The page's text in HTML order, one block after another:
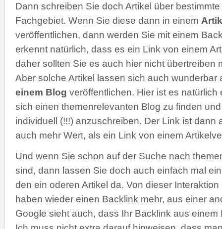
Dann schreiben Sie doch Artikel über
Fachgebiet. Wenn Sie diese dann in einem
veröffentlichen, dann werden Sie mit einem
erkennt natürlich, dass es ein Link von einem
daher sollten Sie es auch hier nicht übertreiben
Aber solche Artikel lassen sich auch wunderbar
einem Blog veröffentlichen. Hier ist es natürlich
sich einen themenrelevanten Blog zu finden
individuell (!!!) anzuschreiben. Der Link ist dann
auch mehr Wert, als ein Link von einem
Und wenn Sie schon auf der Suche nach
sind, dann lassen Sie doch auch einfach mal
den ein oderen Artikel da. Von dieser
haben wieder einen Backlink mehr, aus einer
Google sieht auch, dass Ihr Backlink aus einem